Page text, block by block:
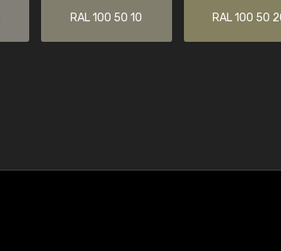
RAL 100 50 10 RAL 100 50